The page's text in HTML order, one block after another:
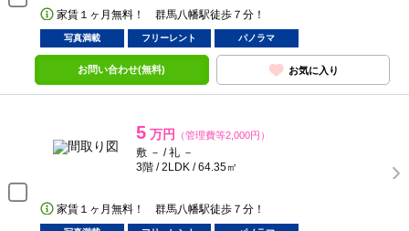
家賃１ヶ月無料！ 群馬八幡駅徒歩７分！
写真満載 フリーレント パノラマ
お問い合わせ(無料) お気に入り
5 万円 （管理費等2,000円）
敷 － / 礼 －
3階 / 2LDK / 64.35㎡
家賃１ヶ月無料！ 群馬八幡駅徒歩７分！